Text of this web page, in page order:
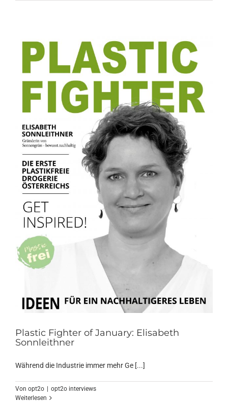
Plastic Fighter of January: Elisabeth
Sonnleithner
Während die Industrie immer mehr Ge [...]
Von opt2o | opt2o interviews
Weiterlesen